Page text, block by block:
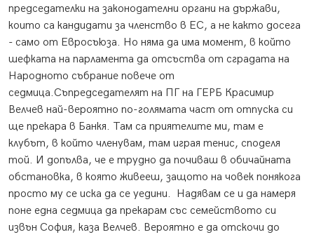
председателки на законодателни органи на държави,
които са кандидати за членство в ЕС, а не както досега
- само от Евросъюза. Но няма да има момент, в който
шефката на парламента да отсъства от сградата на
Народното събрание повече от
седмица.Съпредседателят на ПГ на ГЕРБ Красимир
Велчев най-вероятно по-голямата част от отпуска си
ще прекара в Банкя. Там са приятелите ми, там е
клубът, в който членувам, там играя тенис, споделя
той. И допълва, че е трудно да почиваш в обичайната
обстановка, в която живееш, защото на човек понякога
просто му се иска да се уедини. Надявам се и да намеря
поне една седмица да прекарам със семейството си
извън София, каза Велчев. Вероятно е да отскочи до